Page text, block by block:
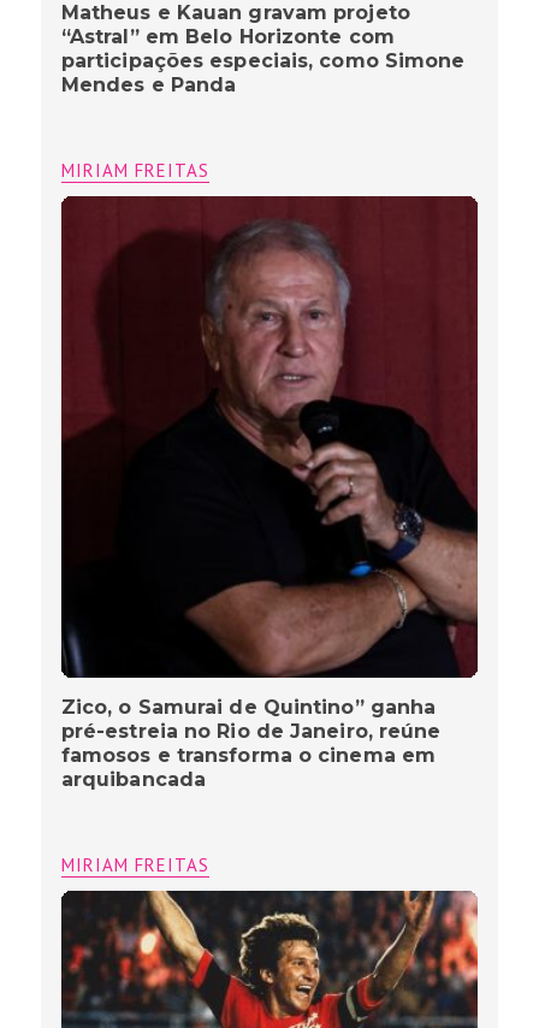
Matheus e Kauan gravam projeto
“Astral” em Belo Horizonte com
participações especiais, como Simone
Mendes e Panda
MIRIAM FREITAS
Zico, o Samurai de Quintino” ganha
pré-estreia no Rio de Janeiro, reúne
famosos e transforma o cinema em
arquibancada
MIRIAM FREITAS